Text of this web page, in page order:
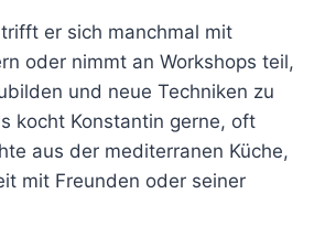
er sich manchmal mit
oder nimmt an Workshops teil,
und neue Techniken zu
kocht Konstantin gerne, oft
aus der mediterranen Küche,
mit Freunden oder seiner